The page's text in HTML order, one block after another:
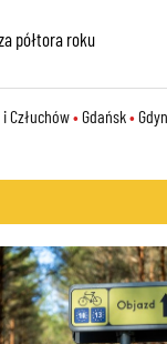
półtora roku
Człuchów•Gdańsk•